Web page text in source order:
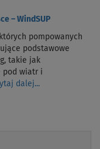
– WindSUP
pompowanych
podstawowe
takie jak
pod wiatr i
dalej...